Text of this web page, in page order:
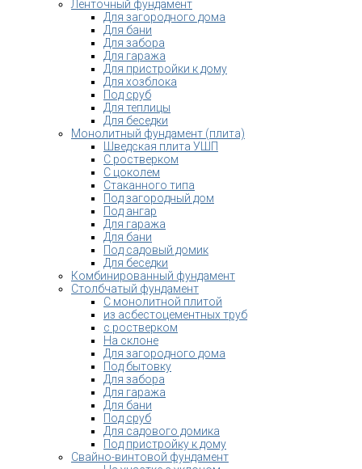
Ленточный фундамент
Для загородного дома
Для бани
Для забора
Для гаража
Для пристройки к дому
Для хозблока
Под сруб
Для теплицы
Для беседки
Монолитный фундамент (плита)
Шведская плита УШП
С ростверком
С цоколем
Стаканного типа
Под загородный дом
Под ангар
Для гаража
Для бани
Под садовый домик
Для беседки
Комбинированный фундамент
Столбчатый фундамент
С монолитной плитой
из асбестоцементных труб
с ростверком
На склоне
Для загородного дома
Под бытовку
Для забора
Для гаража
Для бани
Под сруб
Для садового домика
Под пристройку к дому
Свайно-винтовой фундамент